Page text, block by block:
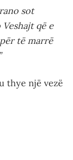
sot
që e
të marrë
thye një vezë